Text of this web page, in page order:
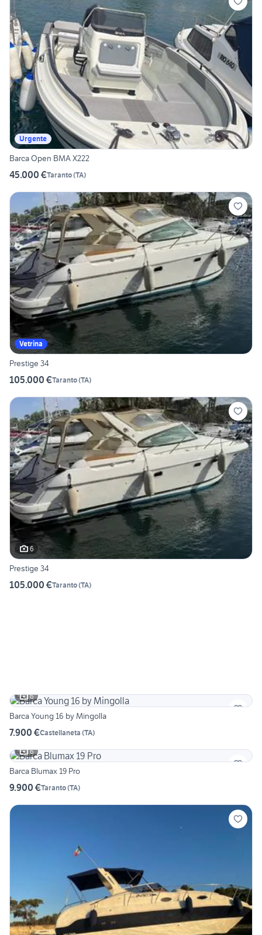
Urgente
Barca Open BMA X222
45.000 €Taranto(TA)
Vetrina
Prestige 34
105.000 €Taranto(TA)
6
Prestige 34
105.000 €Taranto(TA)
6
Barca Young 16 by Mingolla
7.900 €Castellaneta (TA)
6
Barca Blumax 19 Pro
9.900 €Taranto(TA)